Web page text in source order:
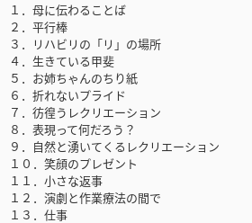
１．母に伝わることば
２．平行棒
３．リハビリの「リ」の場所
４．生きている甲斐
５．お姉ちゃんのちり紙
６．折れないプライド
７．彷徨うレクリエーション
８．表現って何だろう？
９．自然と湧いてくるレクリエーション
１０．笑顔のプレゼント
１１．小さな返事
１２．演劇と作業療法の間で
１３．仕事